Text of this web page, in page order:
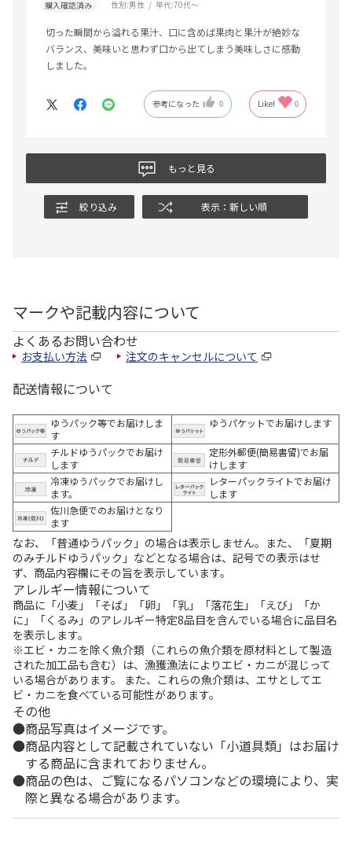
購入確認済み 性別:男性 年代:70代～
切った瞬間から溢れる果汁、口に含めば果肉と果汁が絶妙な
バランス、美味いと思わず口から出てしまう美味しさに感動
しました。
参考になった 0 Like! 0
もっと見る
絞り込み 表示：新しい順
マークや記載内容について
よくあるお問い合わせ
お支払い方法 注文のキャンセルについて
配送情報について
ゆうパック等でお届けしま
す
ゆうパケットでお届けします
チルドゆうパックでお届け
します
定形外郵便(簡易書留)でお届
けします
冷凍ゆうパックでお届けし
ます。
レターパックライトでお届け
します
佐川急便でのお届けとなり
ます
なお、「普通ゆうパック」の場合は表示しません。また、「夏期
のみチルドゆうパック」などとなる場合は、記号での表示はせ
ず、商品内容欄にその旨を表示しています。
アレルギー情報について
商品に「小麦」「そば」「卵」「乳」「落花生」「えび」「か
に」「くるみ」のアレルギー特定8品目を含んでいる場合に品目名
を表示します。
※エビ・カニを除く魚介類（これらの魚介類を原材料として製造
された加工品も含む）は、漁獲漁法によりエビ・カニが混じって
いる場合があります。 また、これらの魚介類は、エサとしてエ
ビ・カニを食べている可能性があります。
その他
商品写真はイメージです。
商品内容として記載されていない「小道具類」はお届け
する商品に含まれておりません。
商品の色は、ご覧になるパソコンなどの環境により、実
際と異なる場合があります。